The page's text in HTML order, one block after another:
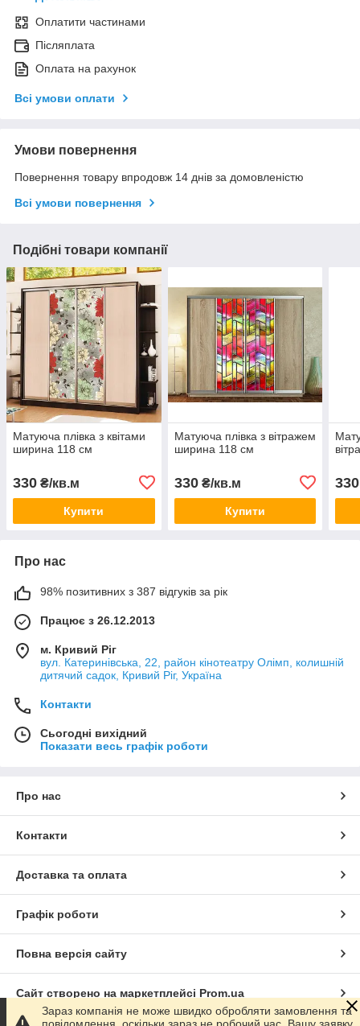
Оплатити частинами
Післяплата
Оплата на рахунок
Всі умови оплати
Умови повернення
Повернення товару впродовж 14 днів за домовленістю
Всі умови повернення
Подібні товари компанії
Матуюча плівка з квітами
ширина 118 см
330 ₴/кв.м
Купити
Матуюча плівка з вітражем
ширина 118 см
330₴/кв.м
Купити
330
Про нас
98% позитивних з 387 відгуків за рік
Працює з 26.12.2013
м. Кривий Ріг
вул. Катеринівська, 22, район кінотеатру Олімп, колишній
дитячий садок, Кривий Ріг, Україна
Контакти
Сьогодні вихідний
Показати весь графік роботи
Про нас
Контакти
Доставка та оплата
Графік роботи
Повна версія сайту
Сайт створено на маркетплейсі Prom.ua
Зараз компанія не може швидко обробляти замовлення та